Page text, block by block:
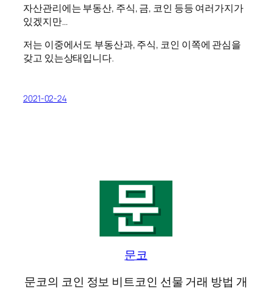
자산관리에는 부동산, 주식, 금, 코인 등등 여러가지가
있겠지만…
저는 이중에서도 부동산과, 주식, 코인 이쪽에 관심을
갖고 있는상태입니다.
2021-02-24
문코
문코의 코인 정보 비트코인 선물 거래 방법 개